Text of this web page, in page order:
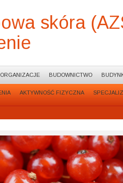
skóra
ORGANIZACJE BUDOWNICTWO
AKTYWNOŚĆ FIZYCZNA